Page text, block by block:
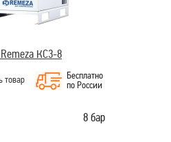
КС3-8
товар
Бесплатно
по России
8 бар